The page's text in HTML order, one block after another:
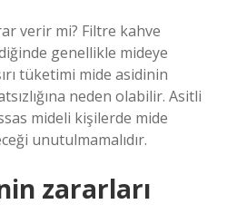
verir mi? Filtre kahve
genellikle mideye
tüketimi mide asidinin
neden olabilir. Asitli
mideli kişilerde mide
unutulmamalıdır.
zararları